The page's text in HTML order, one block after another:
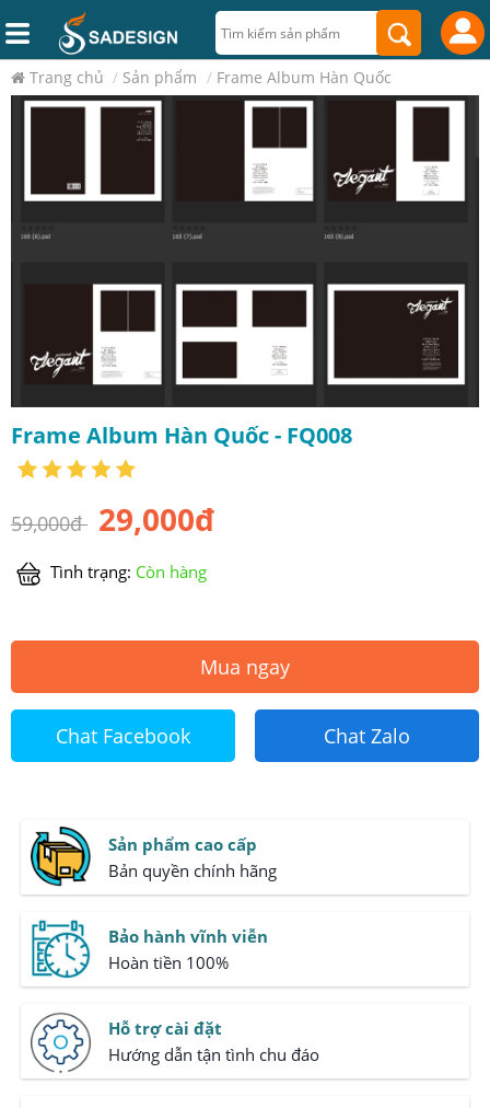
Trang chủ / Sản phẩm / Frame Album Hàn Quốc
Frame Album Hàn Quốc - FQ008
59,000đ 29,000đ
Tình trạng: Còn hàng
Mua ngay
Chat Facebook Chat Zalo
Sản phẩm cao cấp
Bản quyền chính hãng
Bảo hành vĩnh viễn
Hoàn tiền 100%
Hỗ trợ cài đặt
Hướng dẫn tận tình chu đáo